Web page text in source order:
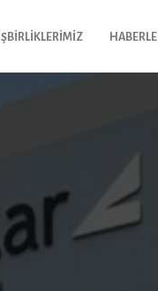
İŞBIRLIKLERIMIZ